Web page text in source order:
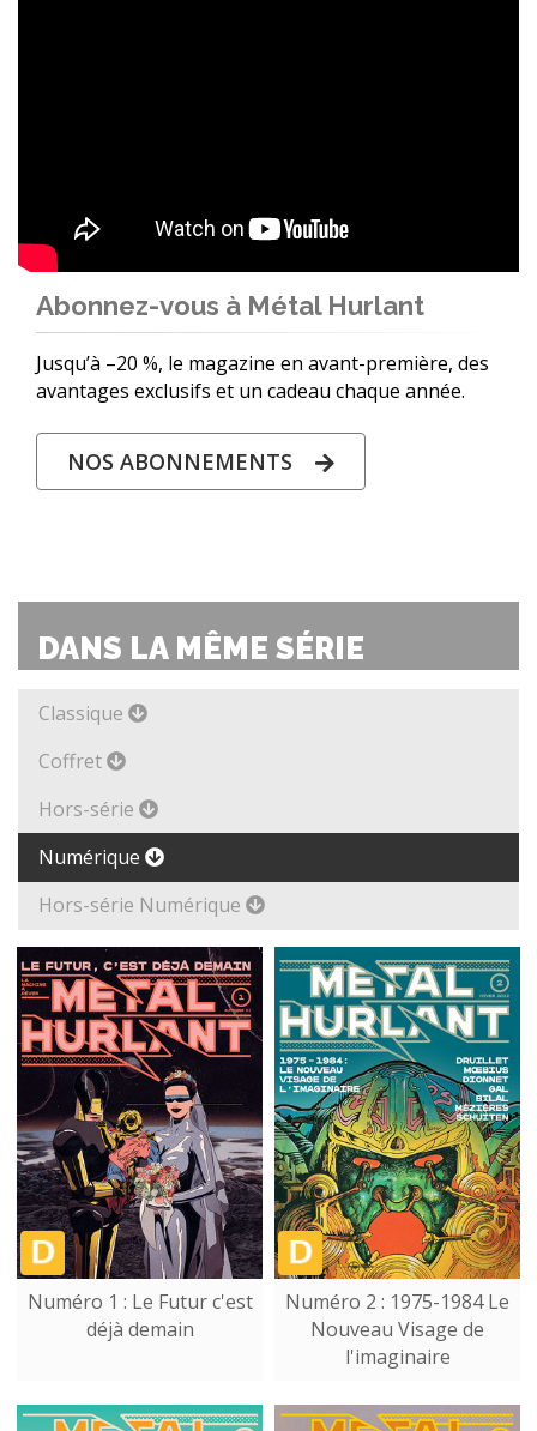
Abonnez-vous à Métal Hurlant
Jusqu’à –20 %, le magazine en avant-première, des
avantages exclusifs et un cadeau chaque année.
NOS ABONNEMENTS
DANS LA MÊME SÉRIE
Classique
Coffret
Hors-série
Numérique
Hors-série Numérique
Numéro 1 : Le Futur c'est
déjà demain
Numéro 2 : 1975-1984 Le
Nouveau Visage de
l'imaginaire